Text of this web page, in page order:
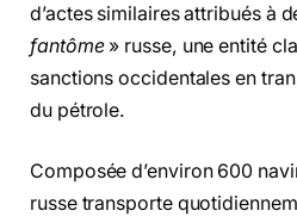
d’actes similaires attribués à
fantôme» russe, une entité
sanctions occidentales en
du pétrole.
Composée d’environ 600
russe transporte